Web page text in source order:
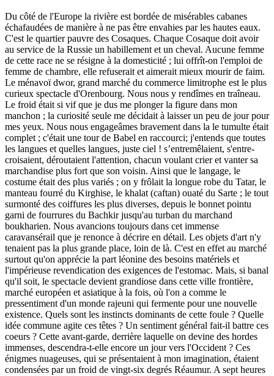
Du côté de l'Europe la rivière est bordée de misérables cabanes
échafaudées de manière à ne pas être envahies par les hautes eaux.
C'est le quartier pauvre des Cosaques. Chaque Cosaque doit avoir
au service de la Russie un habillement et un cheval. Aucune femme
de cette race ne se résigne à la domesticité ; lui offrît-on l'emploi de
femme de chambre, elle refuserait et aimerait mieux mourir de faim.
Le ménavoï dwor, grand marché du commerce limitrophe est le plus
curieux spectacle d'Orenbourg. Nous nous y rendîmes en traîneau.
Le froid était si vif que je dus me plonger la figure dans mon
manchon ; la curiosité seule me décidait à laisser un peu de jour pour
mes yeux. Nous nous engageâmes bravement dans la le tumulte était
complet ; c'était une tour de Babel en raccourci; j'entends que toutes
les langues et quelles langues, juste ciel ! s’entremêlaient, s'entre-
croisaient, déroutaient l'attention, chacun voulant crier et vanter sa
marchandise plus fort que son voisin. Ainsi que le langage, le
costume était des plus variés ; on y frôlait la longue robe du Tatar, le
manteau fourré du Kirghise, le khalat (caftan) ouaté du Sarte ; le tout
surmonté des coiffures les plus diverses, depuis le bonnet pointu
garni de fourrures du Bachkir jusqu'au turban du marchand
boukharien. Nous avancions toujours dans cet immense
caravansérail que je renonce à décrire en détail. Les objets d'art n'y
tenaient pas la plus grande place, loin de là. C'est en effet au marché
surtout qu'on apprécie la part léonine des besoins matériels et
l'impérieuse revendication des exigences de l'estomac. Mais, si banal
qu'il soit, le spectacle devient grandiose dans cette ville frontière,
marché européen et asiatique à la fois, où l'on a comme le
pressentiment d'un monde rajeuni qui fermente pour une nouvelle
existence. Quels sont les instincts dominants de cette foule ? Quelle
idée commune agite ces têtes ? Un sentiment général fait-il battre ces
coeurs ? Cette avant-garde, derrière laquelle on devine des hordes
immenses, descendra-t-elle encore un jour vers l'Occident ? Ces
énigmes nuageuses, qui se présentaient à mon imagination, étaient
condensées par un froid de vingt-six degrés Réaumur. A sept heures